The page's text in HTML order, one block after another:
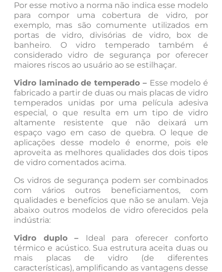
Por esse motivo a norma não indica esse modelo
para compor uma cobertura de vidro, por
exemplo, mas são comumente utilizados em
portas de vidro, divisórias de vidro, box de
banheiro. O vidro temperado também é
considerado vidro de segurança por oferecer
maiores riscos ao usuário ao se estilhaçar.
Vidro laminado de temperado – Esse modelo é
fabricado a partir de duas ou mais placas de vidro
temperados unidas por uma película adesiva
especial, o que resulta em um tipo de vidro
altamente resistente que não deixará um
espaço vago em caso de quebra. O leque de
aplicações desse modelo é enorme, pois ele
aproveita as melhores qualidades dos dois tipos
de vidro comentados acima.
Os vidros de segurança podem ser combinados
com vários outros beneficiamentos, com
qualidades e benefícios que não se anulam. Veja
abaixo outros modelos de vidro oferecidos pela
indústria:
Vidro duplo –
Ideal para oferecer conforto
térmico e acústico. Sua estrutura aceita duas ou
mais placas de vidro (de diferentes
características), amplificando as vantagens desse